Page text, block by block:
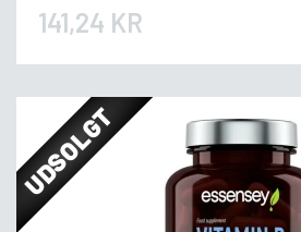
141,24 KR
UDSOLGT